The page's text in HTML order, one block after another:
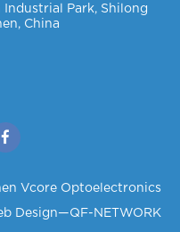
Park, Shilong
China
Vcore Optoelectronics
Design—QF-NETWORK